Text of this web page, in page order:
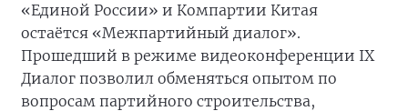
«Единой России» и Компартии Китая
остаётся «Межпартийный диалог».
Прошедший в режиме видеоконференции IX
Диалог позволил обменяться опытом по
вопросам партийного строительства,